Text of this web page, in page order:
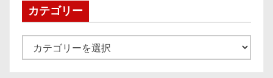
ブカテゴリー
テ